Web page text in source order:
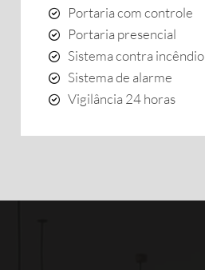
Portaria com controle
Portaria presencial
Sistema contra incêndio
Sistema de alarme
Vigilância 24 horas